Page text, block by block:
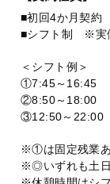
■初回4か月契約
■シフト制 ※実
＜シフト例＞
①7:45～16:45
②8:50～18:00
③12:50～22:00
※①は固定残業あ
※◎いずれも土日